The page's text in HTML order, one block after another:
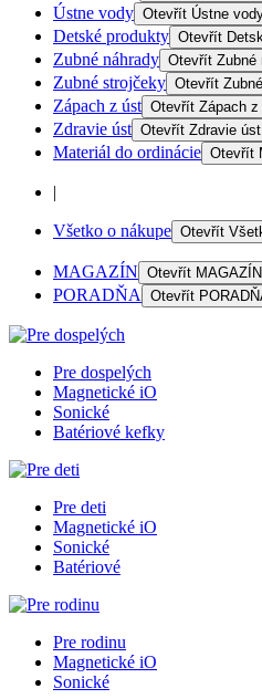
Ústne vody Otevřít Ústne
Detské produkty Otevřít
Zubné náhrady Otevřít Zubné
Zubné strojčeky Otevřít
Zápach z úst Otevřít Zápach
Zdravie úst Otevřít Zdravie úst
Materiál do ordinácie Otevřít
|
Všetko o nákupe Otevřít
MAGAZÍN Otevřít MAGAZÍN
PORADŇA Otevřít
Pre dospelých
Magnetické iO
Sonické
Batériové kefky
Pre deti
Magnetické iO
Sonické
Batériové
Pre rodinu
Magnetické iO
Sonické